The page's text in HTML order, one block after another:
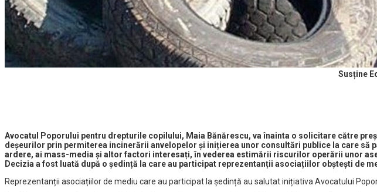
Susține
Avocatul Poporului pentru drepturile copilului, Maia Bănărescu, va înainta o solicitare către
deșeurilor prin permiterea incinerării anvelopelor și inițierea unor consultări publice la care
ardere, ai mass-media și altor factori interesați, în vederea estimării riscurilor operării unor
Decizia a fost luată după o ședință la care au participat reprezentanții asociațiilor obștești de
Reprezentanții asociațiilor de mediu care au participat la ședință au salutat inițiativa Avocatului